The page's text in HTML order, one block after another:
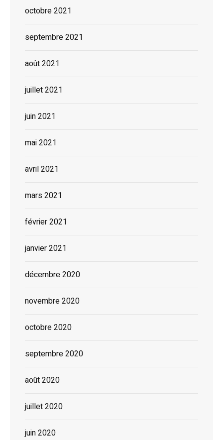
octobre 2021
septembre 2021
août 2021
juillet 2021
juin 2021
mai 2021
avril 2021
mars 2021
février 2021
janvier 2021
décembre 2020
novembre 2020
octobre 2020
septembre 2020
août 2020
juillet 2020
juin 2020